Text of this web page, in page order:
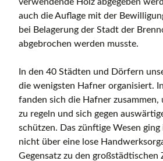
auch die Auflage mit der
bei Belagerung der Stadt der
abgebrochen werden musste.
In den 40 Städten und Dörfern
die wenigsten Hafner organisiert.
fanden sich die Hafner zusammen,
zu regeln und sich gegen
schützen. Das zünftige Wesen
nicht über eine lose
Gegensatz zu den großstädtischen